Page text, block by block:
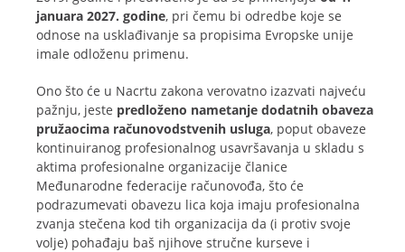
januara 2027. godine, pri čemu bi odredbe koje se
odnose na usklađivanje sa propisima Evropske unije
imale odloženu primenu.
Ono što će u Nacrtu zakona verovatno izazvati najveću
pažnju, jeste predloženo nametanje dodatnih obaveza
pružaocima računovodstvenih usluga, poput obaveze
kontinuiranog profesionalnog usavršavanja u skladu s
aktima profesionalne organizacije članice
Međunarodne federacije računovođa, što će
podrazumevati obavezu lica koja imaju profesionalna
zvanja stečena kod tih organizacija da (i protiv svoje
volje) pohađaju baš njihove stručne kurseve i